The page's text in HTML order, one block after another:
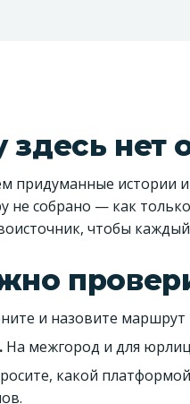
здесь нет
придуманные истории
не собрано — как
чтобы
и назовите маршрут
На межгород и для
какой